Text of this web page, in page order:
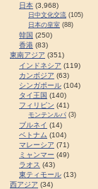
日本 (3,968)
日中文化交流 (105)
日本の皇室 (88)
韓国 (250)
香港 (83)
東南アジア (351)
インドネシア (119)
カンボジア (63)
シンガポール (104)
タイ王国 (140)
フィリピン (41)
モンテンルパ (3)
ブルネイ (14)
ベトナム (104)
マレーシア (71)
ミャンマー (49)
ラオス (43)
東ティモール (13)
西アジア (34)